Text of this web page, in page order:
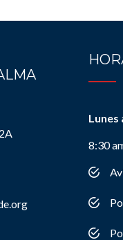
Lunes
8:30